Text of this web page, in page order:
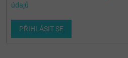
údajů
PŘIHLÁSIT SE